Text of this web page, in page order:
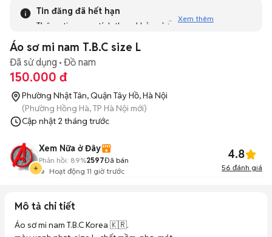
Tin đăng đã hết hạn
Thông tin mang tính tham khảo và bạn không thể liên hệ
tương tự khác dưới đây nhé!
Xem thêm
Áo sơ mi nam T.B.C size L
Đã sử dụng Đồ nam
150.000 đ
Phường Nhật Tân, Quận Tây Hồ, Hà Nội
(Phường Hồng Hà, TP Hà Nội mới)
Cập nhật 2 tháng trước
Xem Nữa ở Đây
Hoạt động 11 giờ trước
Phản hồi: 89%2597Đã bán 4.8
56 đánh giá
Mô tả chi tiết
Áo sơ mi nam T.B.C Korea 🇰🇷.